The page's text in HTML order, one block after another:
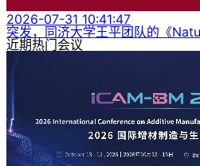
2026-07-31 10:41:47
突发，同济大学王平团队的《
近期热门会议